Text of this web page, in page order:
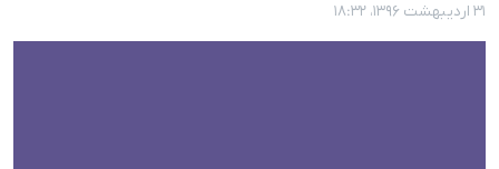
۳۱ اردیبهشت ۱۳۹۶، ۱۸:۳۲